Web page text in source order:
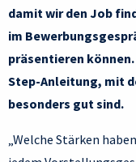
damit wir den Job
im
präsentieren
Step-Anleitung, mit
besonders gut sind.
„Welche Stärken